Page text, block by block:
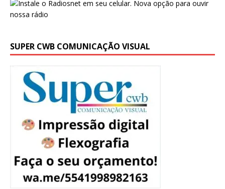
SUPER CWB COMUNICAÇÃO VISUAL